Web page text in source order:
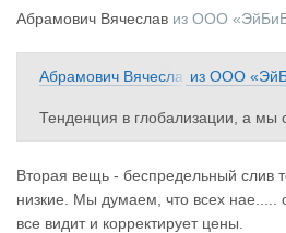
Абрамович Вячеслав из ООО
Абрамович Вячесла из ООО
Тенденция в глобализации, а мы
песочнице. Одна из причин-
Вторая вещь - беспредельный слив
низкие. Мы думаем, что всех нае.....
все видит и корректирует цены.